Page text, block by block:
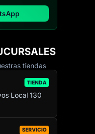
tiendas
TIENDA
Local 130
SERVICIO